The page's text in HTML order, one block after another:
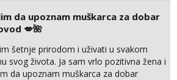
da upoznam muškarca za dobar
💋🌺
šetnje prirodom i uživati u svakom
svog života. Ja sam vrlo pozitivna žena i
da upoznam muškarca za dobar